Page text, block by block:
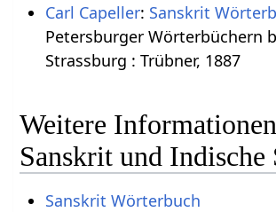
Carl Capeller: Sanskrit
Petersburger Wörterbüchern
Strassburg : Trübner, 1887
Weitere
Sanskrit und Indische
Sanskrit Wörterbuch